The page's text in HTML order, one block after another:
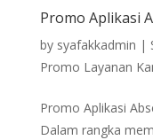
Promo Aplikasi
by syafakkadmin |
Promo Layanan
Promo Aplikasi
Dalam rangka